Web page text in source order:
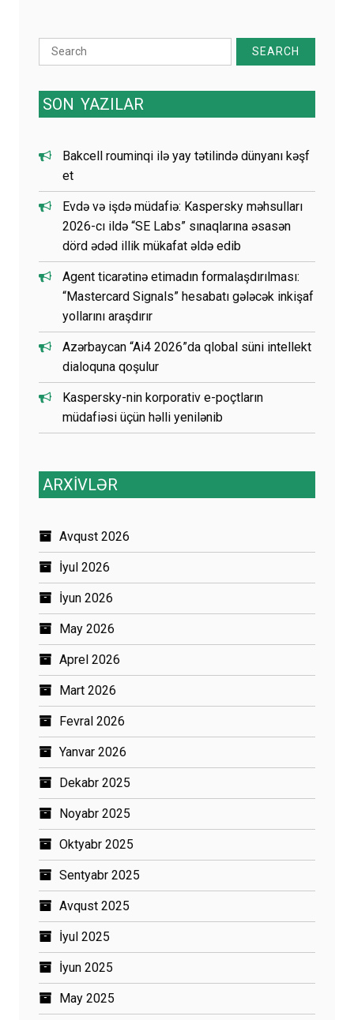
Search
for:
SON YAZILAR
Bakcell rouminqi ilə yay tətilində dünyanı kəşf
et
Evdə və işdə müdafiə: Kaspersky məhsulları
2026-cı ildə “SE Labs” sınaqlarına əsasən
dörd ədəd illik mükafat əldə edib
Agent ticarətinə etimadın formalaşdırılması:
“Mastercard Signals” hesabatı gələcək inkişaf
yollarını araşdırır
Azərbaycan “Ai4 2026”da qlobal süni intellekt
dialoquna qoşulur
Kaspersky-nin korporativ e-poçtların
müdafiəsi üçün həlli yenilənib
ARXİVLƏR
Avqust 2026
İyul 2026
İyun 2026
May 2026
Aprel 2026
Mart 2026
Fevral 2026
Yanvar 2026
Dekabr 2025
Noyabr 2025
Oktyabr 2025
Sentyabr 2025
Avqust 2025
İyul 2025
İyun 2025
May 2025